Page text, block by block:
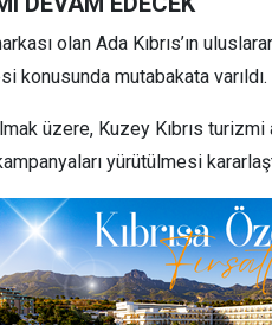
olan Ada Kıbrıs’ın
konusunda mutabakata varıldı.
üzere, Kuzey Kıbrıs turizmi
yürütülmesi